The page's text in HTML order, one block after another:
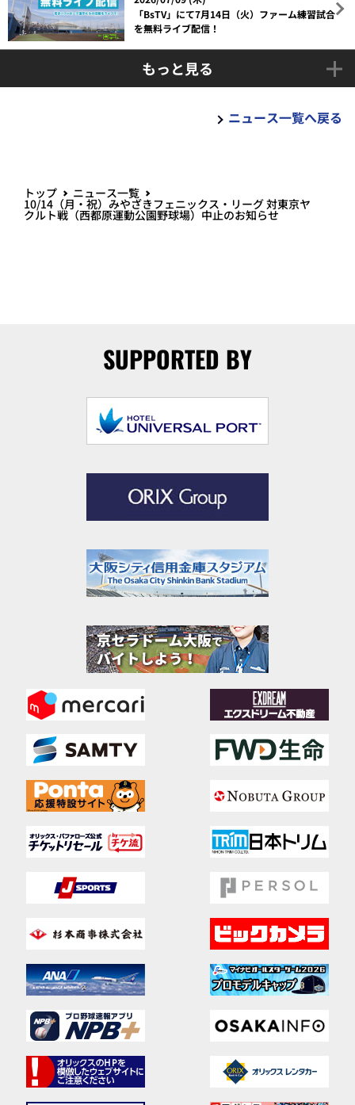
「BsTV」にて7月14日（火）ファーム練習試合
を無料ライブ配信！
もっと見る
ニュース一覧へ戻る
トップ ニュース一覧
10/14（月・祝）みやざきフェニックス・リーグ 対東京ヤ
クルト戦（西都原運動公園野球場）中止のお知らせ
SUPPORTED BY